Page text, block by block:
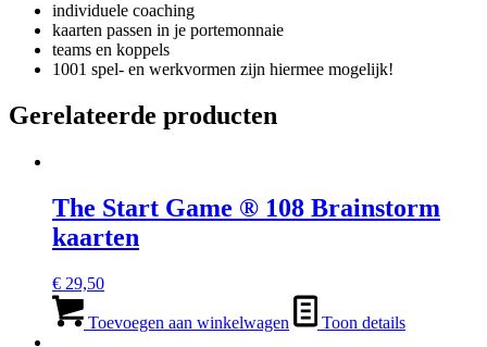
individuele coaching
kaarten passen in je portemonnaie
teams en koppels
1001 spel- en werkvormen zijn hiermee mogelijk!
Gerelateerde producten
The Start Game ® 108 Brainstorm
kaarten
€ 29,50
Toevoegen aan winkelwagen Toon details